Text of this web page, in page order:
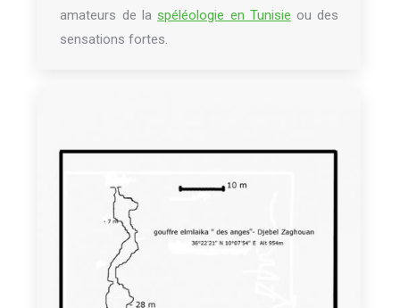
amateurs de la spéléologie en Tunisie ou des
sensations fortes.